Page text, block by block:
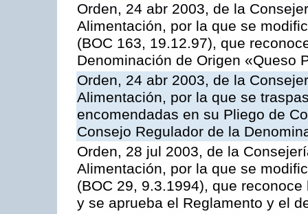
Orden, 24 abr 2003, de la
Alimentación, por la que se
(BOC 163, 19.12.97), que
Denominación de Origen «Queso
Orden, 24 abr 2003, de la
Alimentación, por la que se
encomendadas en su Pliego de
Consejo Regulador de la
Orden, 28 jul 2003, de la
Alimentación, por la que se
(BOC 29, 9.3.1994), que
y se aprueba el Reglamento y el